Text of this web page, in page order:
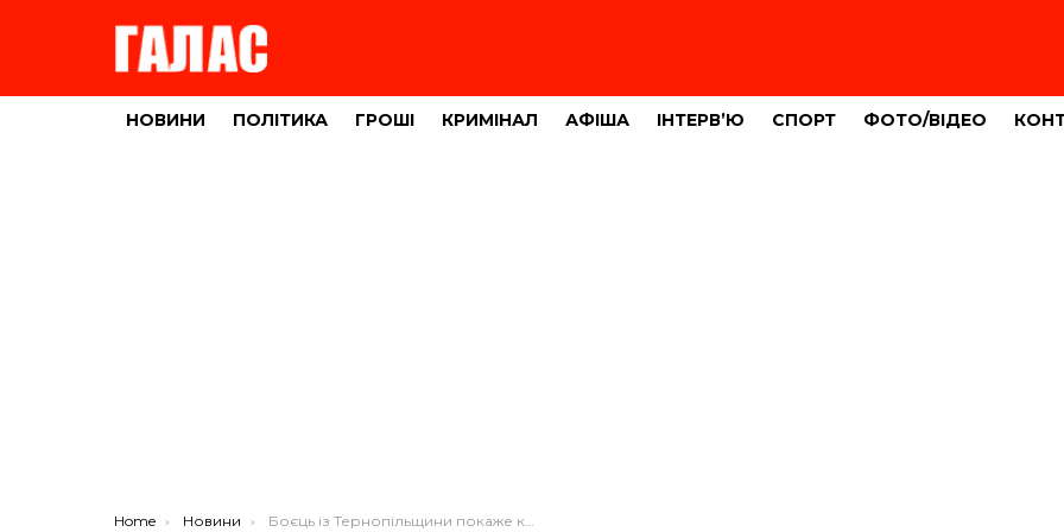
НОВИНИ ПОЛІТИКА ГРОШІ КРИМІНАЛ АФІША ІНТЕРВ’Ю СПОРТ ФОТО/ВІДЕО
You are here:
Home Новини Боєць із Тернопільщини покаже колекцію танків, БТРів та літаків